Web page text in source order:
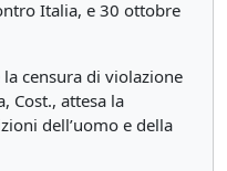
Italia, e 30 ottobre
censura di violazione
Cost., attesa la
dell’uomo e della